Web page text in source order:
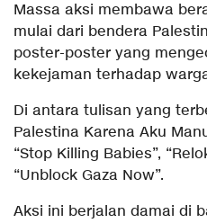
Massa aksi membawa
mulai dari bendera
poster-poster yang
kekejaman terhadap
Di antara tulisan yang
Palestina Karena Aku
“Stop Killing Babies”,
“Unblock Gaza Now”.
Aksi ini berjalan damai di